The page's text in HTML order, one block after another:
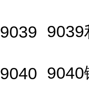
9039 9039
9040 9040